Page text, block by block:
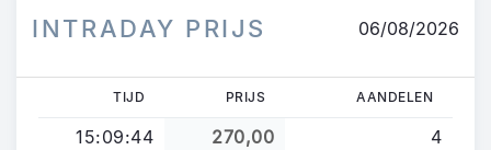
INTRADAY PRIJS 06/08/2026
TIJD PRIJS AANDELEN
15:09:44 270,00
4